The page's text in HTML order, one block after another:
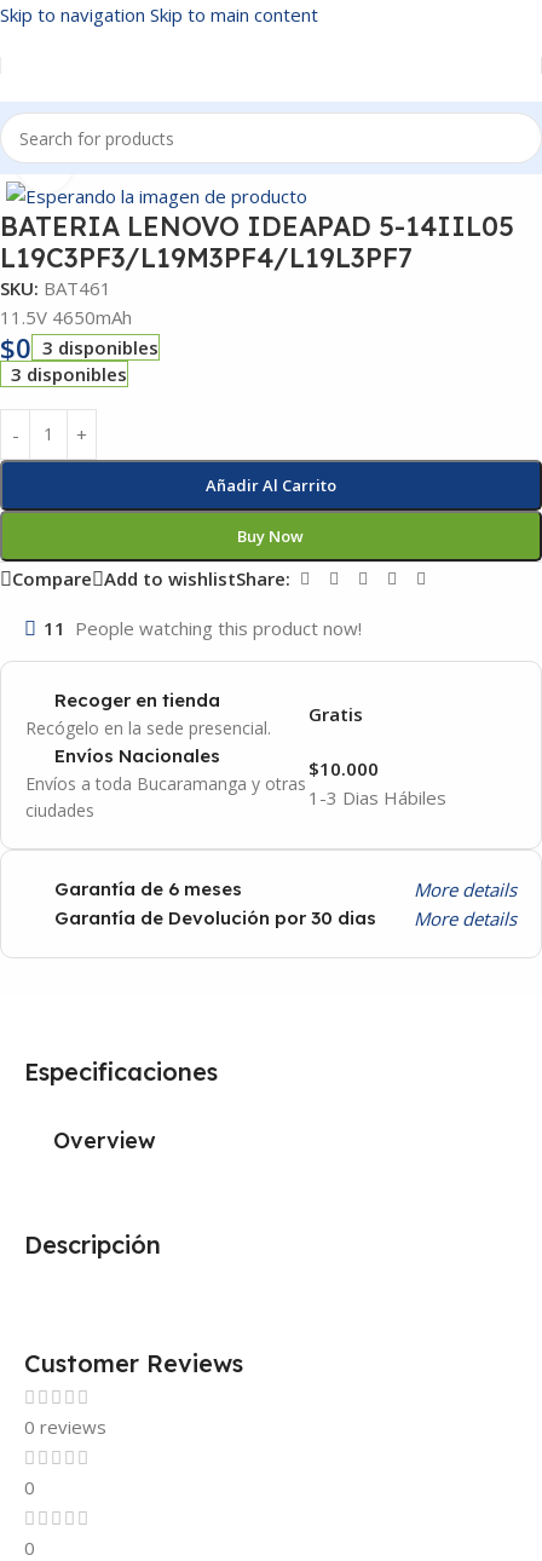
Skip to navigation Skip to main content
Inicio/BATERIAS
Click to enlarge
BATERIA LENOVO IDEAPAD 5-14IIL05
L19C3PF3/L19M3PF4/L19L3PF7
SKU: BAT461
11.5V 4650mAh
$0 3 disponibles
3 disponibles
Añadir Al Carrito
Buy Now
Compare Add to wishlistShare:
11 People watching this product now!
Recoger en tienda
Recógelo en la sede presencial.
Gratis
Envíos Nacionales
Envíos a toda Bucaramanga y otras
ciudades
1-3 Dias Hábiles
$10.000
Garantía de 6 meses More details
Garantía de Devolución por 30 dias More details
Descripción
Especificaciones
Overview
Customer Reviews
0 reviews
0
0